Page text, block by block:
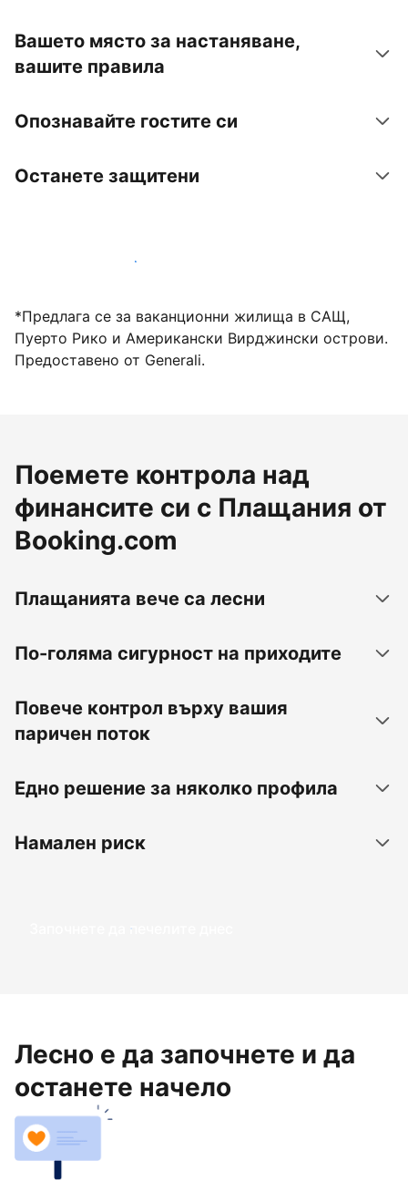
Вашето място за настаняване,
вашите правила
Опознавайте гостите си
Останете защитени
Посрещайте гости с нас днес
*Предлага се за ваканционни жилища в САЩ,
Пуерто Рико и Американски Вирджински острови.
Предоставено от Generali.
Поемете контрола над
финансите си с Плащания от
Booking.com
Плащанията вече са лесни
По-голяма сигурност на приходите
Повече контрол върху вашия
паричен поток
Едно решение за няколко профила
Намален риск
Започнете да печелите днес
Лесно е да започнете и да
останете начело